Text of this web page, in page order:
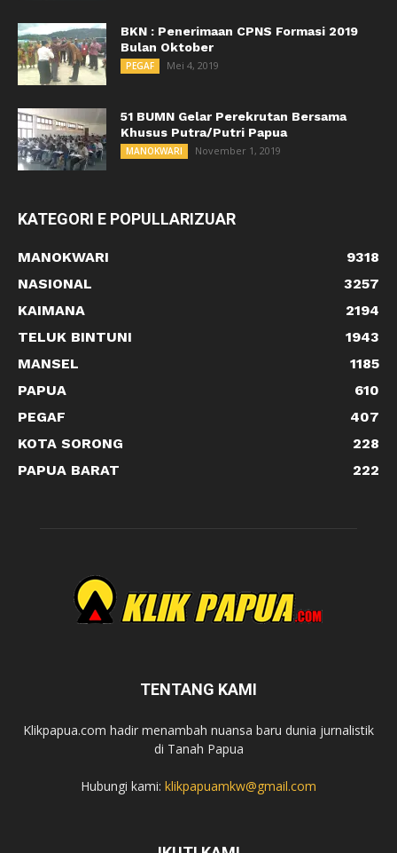
BKN : Penerimaan CPNS Formasi 2019
Bulan Oktober
PEGAF Mei 4, 2019
51 BUMN Gelar Perekrutan Bersama
Khusus Putra/Putri Papua
MANOKWARI November 1, 2019
KATEGORI E POPULLARIZUAR
MANOKWARI
9318
NASIONAL
3257
KAIMANA
2194
TELUK BINTUNI
1943
MANSEL
1185
PAPUA
610
PEGAF
407
KOTA SORONG
228
PAPUA BARAT
222
TENTANG KAMI
Klikpapua.com hadir menambah nuansa baru dunia jurnalistik
di Tanah Papua
Hubungi kami: klikpapuamkw@gmail.com